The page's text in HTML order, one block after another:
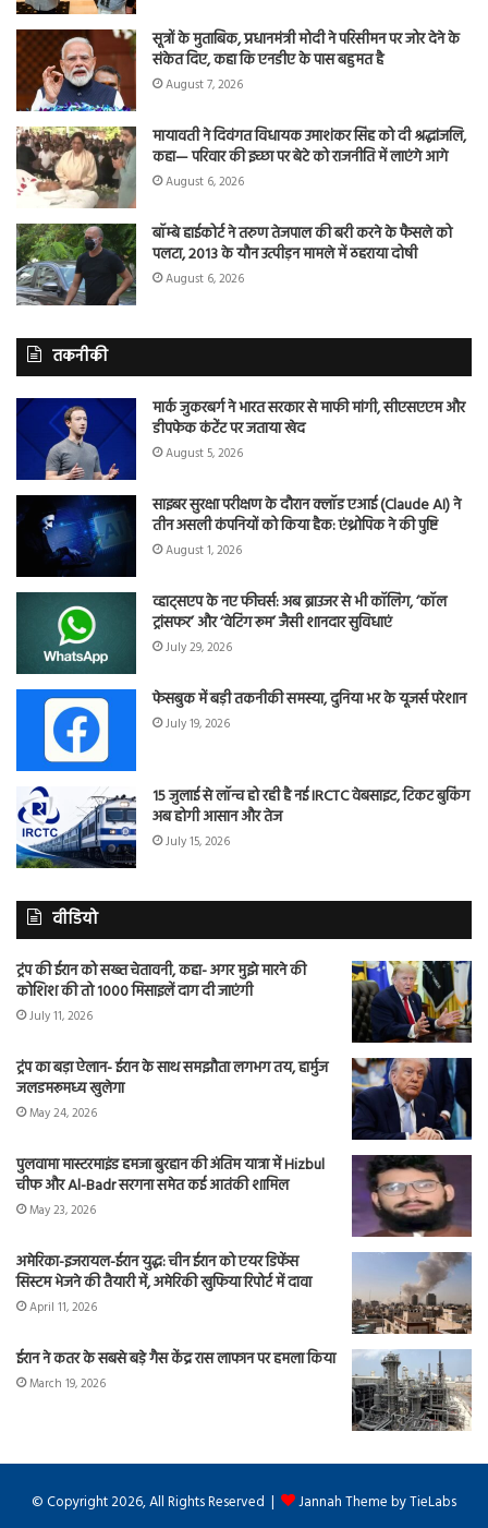
सूत्रों के मुताबिक, प्रधानमंत्री मोदी ने परिसीमन पर जोर देने के
संकेत दिए, कहा कि एनडीए के पास बहुमत है
August 7, 2026
मायावती ने दिवंगत विधायक उमाशंकर सिंह को दी श्रद्धांजलि,
कहा— परिवार की इच्छा पर बेटे को राजनीति में लाएंगे आगे
August 6, 2026
बॉम्बे हाईकोर्ट ने तरुण तेजपाल की बरी करने के फैसले को
पलटा, 2013 के यौन उत्पीड़न मामले में ठहराया दोषी
August 6, 2026
तकनीकी
मार्क जुकरबर्ग ने भारत सरकार से माफी मांगी, सीएसएएम और
डीपफेक कंटेंट पर जताया खेद
August 5, 2026
साइबर सुरक्षा परीक्षण के दौरान क्लॉड एआई (Claude AI) ने
तीन असली कंपनियों को किया हैक: एंथ्रोपिक ने की पुष्टि
August 1, 2026
व्हाट्सएप के नए फीचर्स: अब ब्राउजर से भी कॉलिंग, ‘कॉल
ट्रांसफर’ और ‘वेटिंग रूम’ जैसी शानदार सुविधाएं
July 29, 2026
फेसबुक में बड़ी तकनीकी समस्या, दुनिया भर के यूजर्स परेशान
July 19, 2026
15 जुलाई से लॉन्च हो रही है नई IRCTC वेबसाइट, टिकट बुकिंग
अब होगी आसान और तेज
July 15, 2026
वीडियो
ट्रंप की ईरान को सख्त चेतावनी, कहा- अगर मुझे मारने की
कोशिश की तो 1000 मिसाइलें दाग दी जाएंगी
July 11, 2026
ट्रंप का बड़ा ऐलान- ईरान के साथ समझौता लगभग तय, हार्मुज
जलडमरूमध्य खुलेगा
May 24, 2026
पुलवामा मास्टरमाइंड हमजा बुरहान की अंतिम यात्रा में Hizbul
चीफ और Al-Badr सरगना समेत कई आतंकी शामिल
May 23, 2026
अमेरिका-इजरायल-ईरान युद्ध: चीन ईरान को एयर डिफेंस
सिस्टम भेजने की तैयारी में, अमेरिकी खुफिया रिपोर्ट में दावा
April 11, 2026
ईरान ने कतर के सबसे बड़े गैस केंद्र रास लाफान पर हमला किया
March 19, 2026
© Copyright 2026, All Rights Reserved | Jannah Theme by TieLabs